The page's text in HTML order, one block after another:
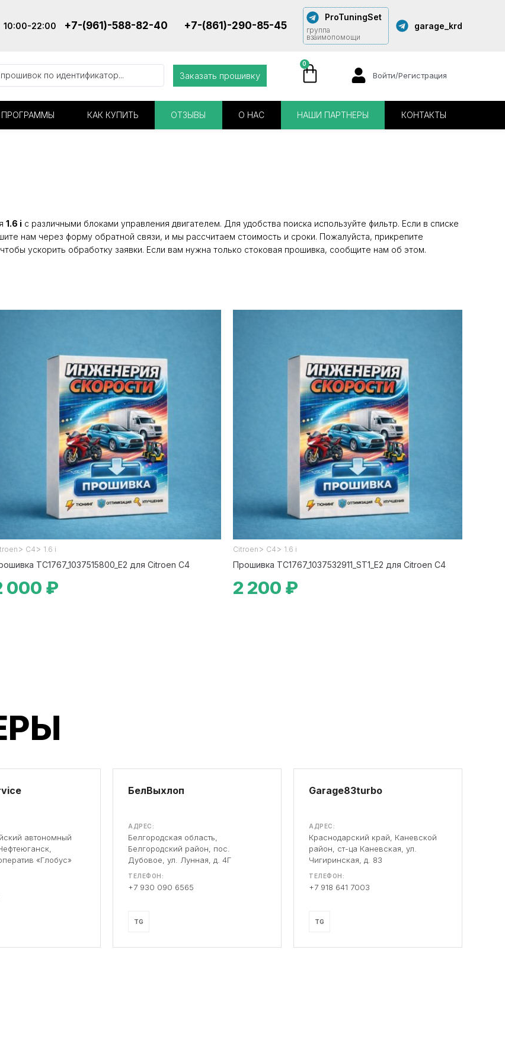
10:00-22:00 +7-(961)-588-82-40 +7-(861)-290-85-45
ProTuningSet
группа
взаимопомощи
garage_krd
Заказать прошивку
0
Войти/Регистрация
ПРОГРАММЫ КАК КУПИТЬ ОТЗЫВЫ О НАС НАШИ ПАРТНЕРЫ КОНТАКТЫ
1.6 i с различными блоками управления двигателем. Для удобства поиска используйте фильтр. Если в списке
нам через форму обратной связи, и мы рассчитаем стоимость и сроки. Пожалуйста, прикрепите
ускорить обработку заявки. Если вам нужна только стоковая прошивка, сообщите нам об этом.
> C4 > 1.6 i
TC1767_1037515800_E2 для Citroen C4
000 ₽
Citroen > C4 > 1.6 i
Прошивка TC1767_1037532911_ST1_E2 для Citroen C4
2 200 ₽
автономный
«Глобус»
БелВыхлоп
АДРЕС:
Белгородская область,
Белгородский район, пос.
Дубовое, ул. Лунная, д. 4Г
ТЕЛЕФОН:
+7 930 090 6565
TG
Garage83turbo
АДРЕС:
Краснодарский край, Каневской
район, ст-ца Каневская, ул.
Чигиринская, д. 83
ТЕЛЕФОН:
+7 918 641 7003
TG